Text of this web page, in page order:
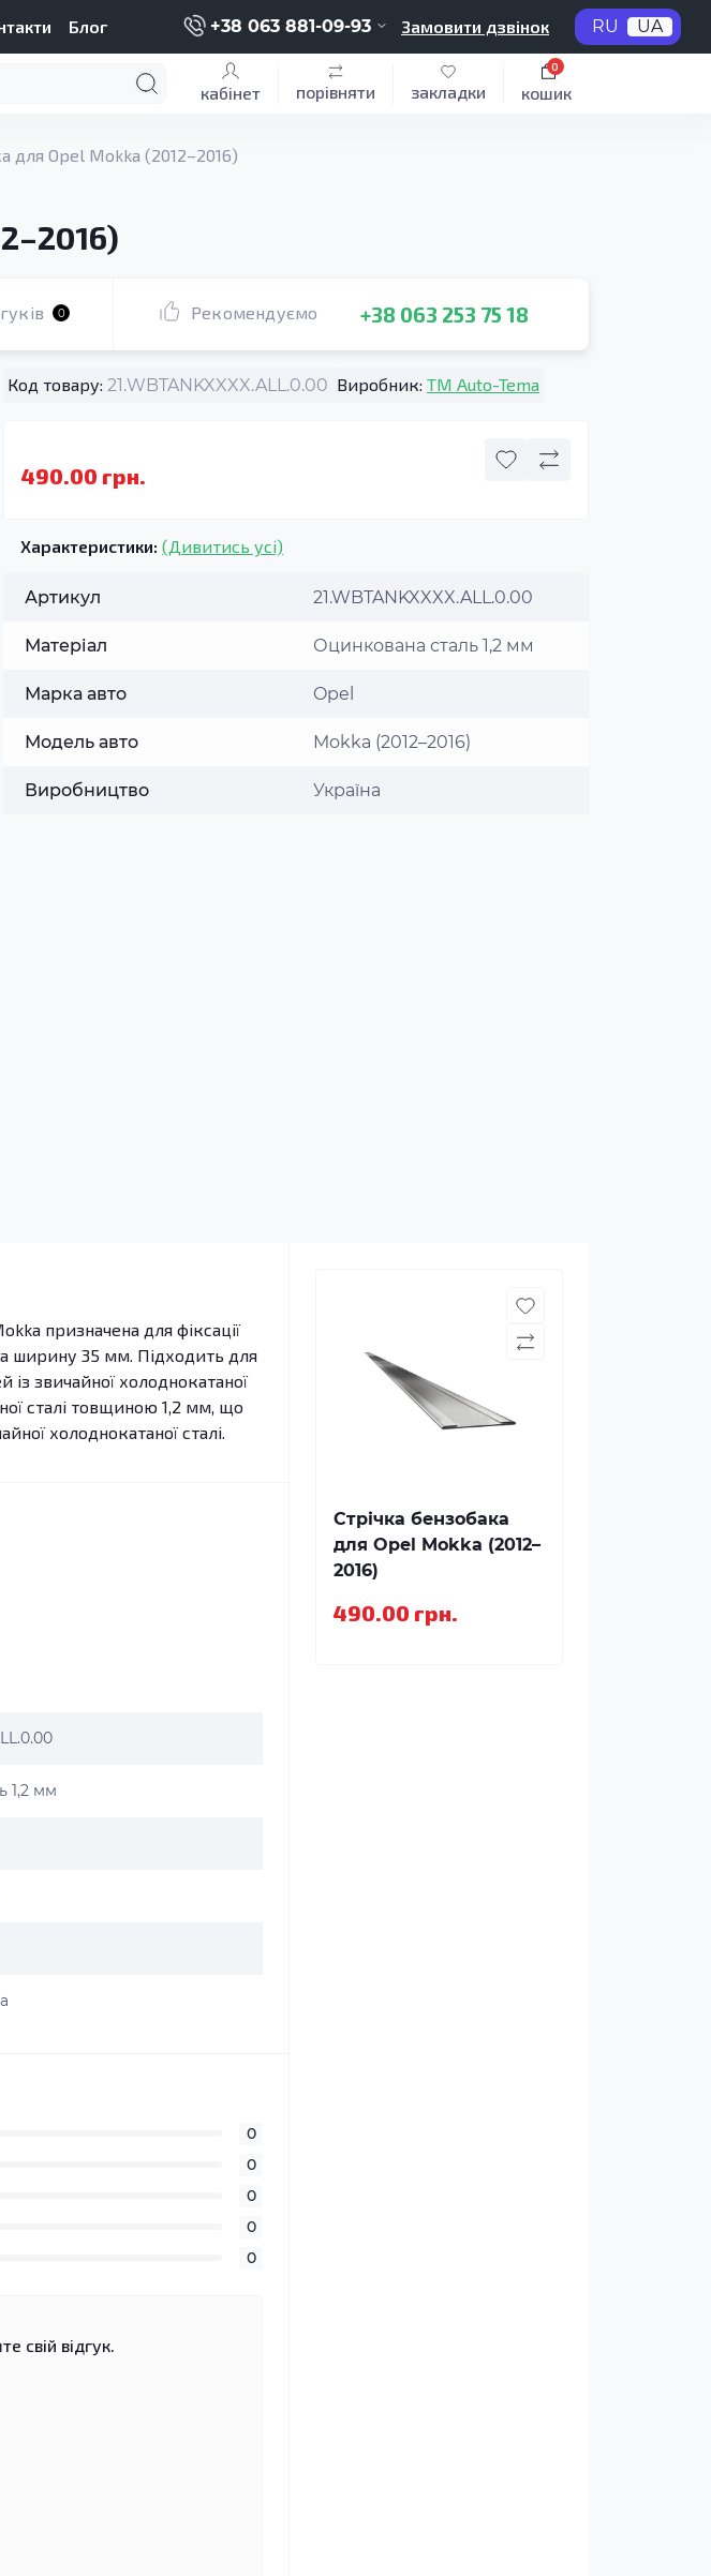
Блог +38 063 881-09-93 Замовити дзвінок RU UA
кабінет порівняти закладки кошик
0
для Opel Mokka (2012–2016)
0 Рекомендуємо +38 063 253 75 18
Код товару: 21.WBTANKXXXX.ALL.0.00 Виробник: TM Auto-Tema
490.00 грн.
Характеристики: (Дивитись усі)
Артикул 21.WBTANKXXXX.ALL.0.00
Матеріал Оцинкована сталь 1,2 мм
Марка авто Opel
Модель авто Mokka (2012–2016)
Виробництво Україна
призначена для фіксації
ширину 35 мм. Підходить для
звичайної холоднокатаної
сталі товщиною 1,2 мм, що
холоднокатаної сталі.
1,2 мм
0
0
0
0
0
свій відгук.
Стрічка бензобака
для Opel Mokka (2012–
2016)
490.00 грн.